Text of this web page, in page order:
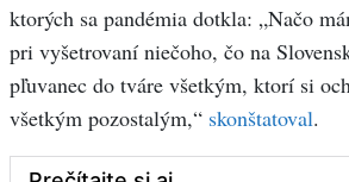
ktorých sa pandémia dotkla: „Načo
pri vyšetrovaní niečoho, čo na
pľuvanec do tváre všetkým, ktorí si
všetkým pozostalým,“ skonštatoval.